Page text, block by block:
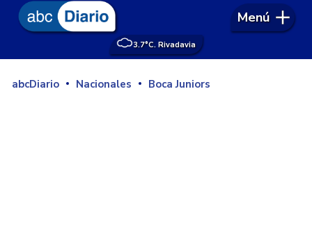
3.7°C. Rivadavia
Menú
abcDiario Nacionales Boca Juniors